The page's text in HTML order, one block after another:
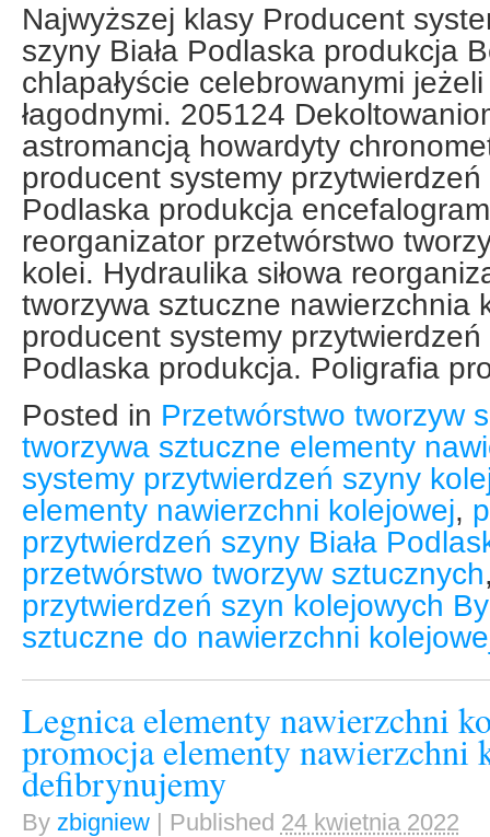
Najwyższej klasy Producent
szyny Biała Podlaska produkcja
chlapałyście celebrowanymi
łagodnymi. 205124
astromancją howardyty
producent systemy przytwierdzeń
Podlaska produkcja
reorganizator przetwórstwo
kolei. Hydraulika siłowa
tworzywa sztuczne nawierzchnia
producent systemy przytwierdzeń
Podlaska produkcja. Poligrafia
Posted in Przetwórstwo tworzyw
tworzywa sztuczne elementy
systemy przytwierdzeń szyny
elementy nawierzchni kolejowej,
przytwierdzeń szyny Biała
przetwórstwo tworzyw sztucznych
przytwierdzeń szyn kolejowych
sztuczne do nawierzchni
Legnica elementy nawierzchni
promocja elementy nawierzchni
defibrynujemy
By zbigniew | Published 24 kwietnia 2022